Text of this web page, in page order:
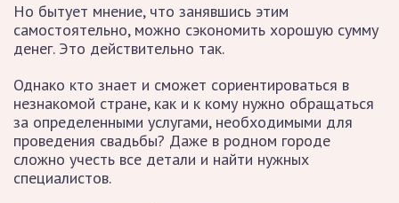
Но бытует мнение, что занявшись этим
самостоятельно, можно сэкономить хорошую сумму
денег. Это действительно так.
Однако кто знает и сможет сориентироваться в
незнакомой стране, как и к кому нужно обращаться
за определенными услугами, необходимыми для
проведения свадьбы? Даже в родном городе
сложно учесть все детали и найти нужных
специалистов.